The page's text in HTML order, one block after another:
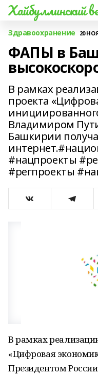
Хайбуллинский
Здравоохранение 20
ФАПЫ в
В рамках
проекта
Владимиром
Башкирии
#нацпроекты
#регпроекты
В рамках
«Цифровая
Президентом